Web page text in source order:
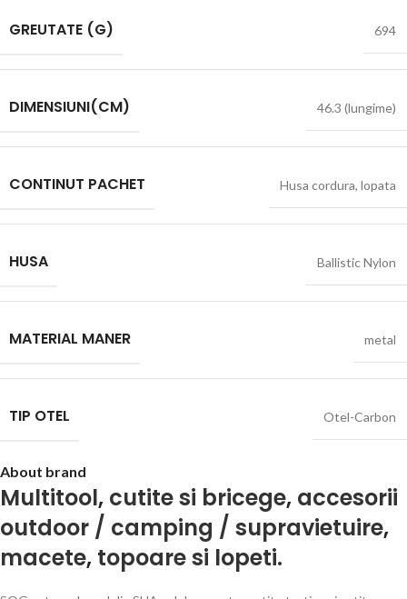
GREUTATE (G) 694
DIMENSIUNI(CM) 46.3 (lungime)
CONTINUT PACHET Husa cordura, lopata
HUSA Ballistic Nylon
MATERIAL MANER metal
TIP OTEL Otel-Carbon
About brand
Multitool, cutite si bricege, accesorii
outdoor / camping / supravietuire,
macete, topoare si lopeti.